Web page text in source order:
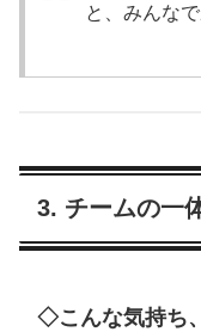
と、みんな
3. チームの一
◇こんな気持ち